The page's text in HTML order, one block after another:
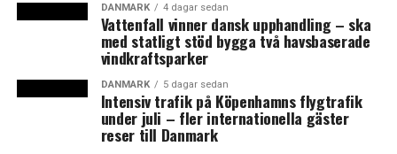
I februari testade DSB om det var möjligt att göra ett
uppehåll med tågbyte på sju minuter på Kastrup, vilket
är en förutsättning för att det skulle gå att återinföra
tiominuterstrafik i rusningstrafik över Öresundsbron –
som innan gräns- och id-kontrollerna infördes. Det
berättar Linus Eriksson, som uppger att testerna föll väl
DANMARK 4 dagar sedan
Vattenfall vinner dansk upphandling – ska
med statligt stöd bygga två havsbaserade
vindkraftsparker
DANMARK 5 dagar sedan
Intensiv trafik på Köpenhamns flygtrafik
under juli – fler internationella gäster
reser till Danmark